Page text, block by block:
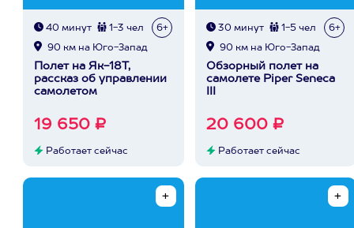
40 минут 1-3 чел 6+
90 км на Юго-Запад
Полет на Як-18Т,
рассказ об управлении
самолетом
19 650 ₽
Работает сейчас
30 минут 1-5 чел 6+
90 км на Юго-Запад
Обзорный полет на
самолете Piper Seneca
20 600 ₽
Работает сейчас